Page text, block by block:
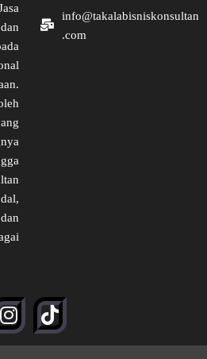
info@takalabisniskonsultan
.com